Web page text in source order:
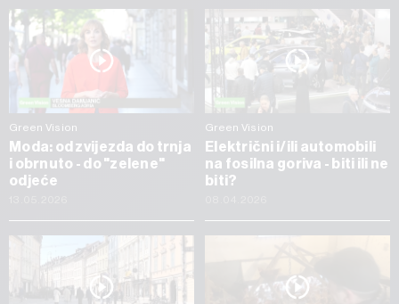
Green Vision
Moda: od zvijezda do trnja
i obrnuto - do "zelene"
odjeće
Green Vision
Električni i/ili automobili
na fosilna goriva - biti ili ne
biti?